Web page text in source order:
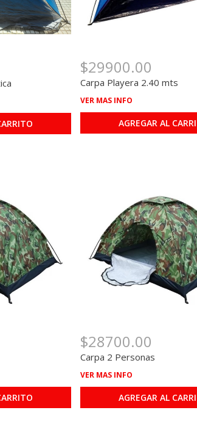
$29900.00
Carpa Playera 2.40 mts
VER MAS INFO
AGREGAR AL
$28700.00
Carpa 2 Personas
VER MAS INFO
AGREGAR AL